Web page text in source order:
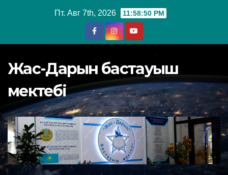
Пт. Авг 7th, 2026 11:58:51 PM
Жас-Дарын бастауыш
мектебі